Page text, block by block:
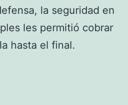
la seguridad en
les permitió cobrar
hasta el final.